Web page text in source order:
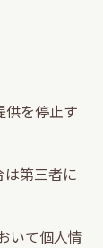
供を停止す
は第三者に
いて個人情